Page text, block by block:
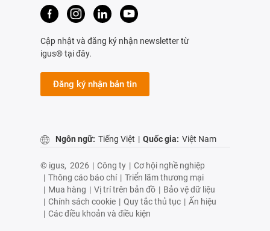
Cập nhật và đăng ký nhận newsletter từ
igus® tại đây.
Đăng ký nhận bản tin
Ngôn ngữ: Tiếng Việt | Quốc gia: Việt Nam
© igus, 2026 | Công ty | Cơ hội nghề nghiệp
| Thông cáo báo chí | Triển lãm thương mại
| Mua hàng | Vị trí trên bản đồ | Bảo vệ dữ liệu
| Chính sách cookie | Quy tắc thủ tục | Ấn hiệu
| Các điều khoản và điều kiện